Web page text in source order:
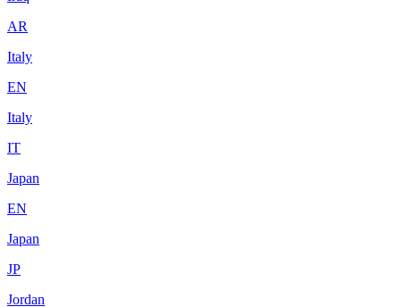
AR
Italy
EN
Italy
IT
Japan
EN
Japan
JP
Jordan